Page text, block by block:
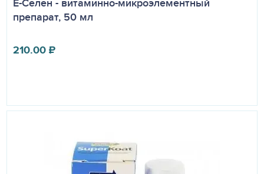
препарат, 50 мл
210.00₽